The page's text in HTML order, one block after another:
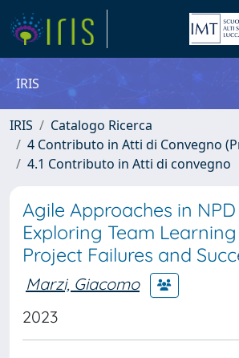
IRIS
IRIS
Catalogo Ricerca
4 Contributo in Atti di Convegno
4.1 Contributo in Atti di convegno
Agile Approaches in NPD
Exploring Team
Project Failures and
Marzi, Giacomo
2023